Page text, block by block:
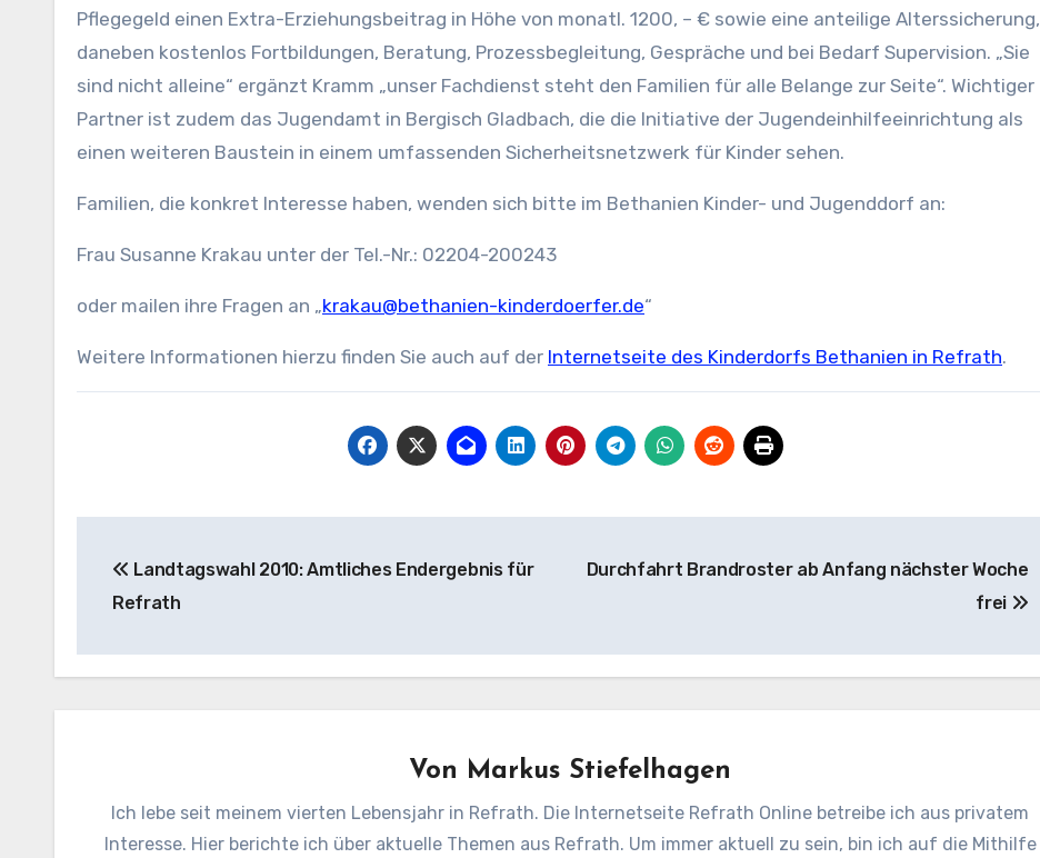
Pflegegeld einen Extra-Erziehungsbeitrag in Höhe von monatl. 1200, – € sowie eine anteilige Alterssicherung,
daneben kostenlos Fortbildungen, Beratung, Prozessbegleitung, Gespräche und bei Bedarf Supervision. „Sie
sind nicht alleine“ ergänzt Kramm „unser Fachdienst steht den Familien für alle Belange zur Seite“. Wichtiger
Partner ist zudem das Jugendamt in Bergisch Gladbach, die die Initiative der Jugendeinhilfeeinrichtung als
einen weiteren Baustein in einem umfassenden Sicherheitsnetzwerk für Kinder sehen.
Familien, die konkret Interesse haben, wenden sich bitte im Bethanien Kinder- und Jugenddorf an:
Frau Susanne Krakau unter der Tel.-Nr.: 02204-200243
oder mailen ihre Fragen an „krakau@bethanien-kinderdoerfer.de“
Weitere Informationen hierzu finden Sie auch auf der Internetseite des Kinderdorfs Bethanien in Refrath.
Landtagswahl 2010: Amtliches Endergebnis für
Refrath
Durchfahrt Brandroster ab Anfang nächster Woche
frei
Von Markus Stiefelhagen
Ich lebe seit meinem vierten Lebensjahr in Refrath. Die Internetseite Refrath Online betreibe ich aus privatem
Interesse. Hier berichte ich über aktuelle Themen aus Refrath. Um immer aktuell zu sein, bin ich auf die Mithilfe